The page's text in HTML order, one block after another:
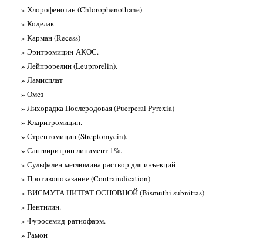
» Хлорофенотан (Chlorophenothane)
» Коделак
» Карман (Recess)
» Эритромицин-АКОС.
» Лейпрорелин (Leuprorelin).
» Ламисплат
» Омез
» Лихорадка Послеродовая (Puerperal Pyrexia)
» Кларитромицин.
» Стрептомицин (Streptomycin).
» Сангвиритрин линимент 1%.
» Сульфален-меглюмина раствор для инъекций
» Противопоказание (Contraindication)
» ВИСМУТА НИТРАТ ОСНОВНОЙ (Bismuthi subnitras)
» Пентилин.
» Фуросемид-ратиофарм.
» Рамон